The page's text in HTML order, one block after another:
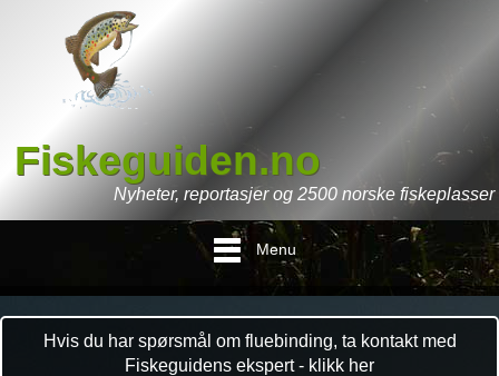
Fiskeguiden.no
Nyheter, reportasjer og 2500 norske fiskeplasser
Menu
Hvis du har spørsmål om fluebinding, ta kontakt med
Fiskeguidens ekspert - klikk her